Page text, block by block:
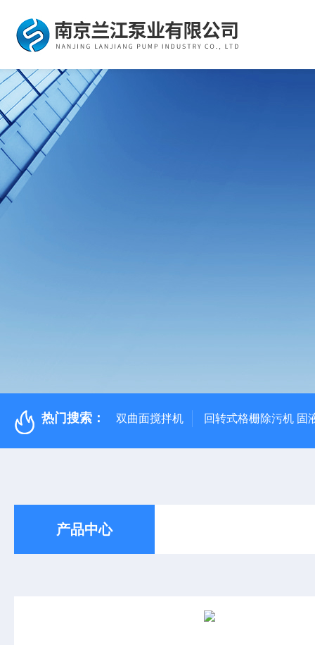
热门搜索： 双曲面搅拌机 回转式格栅除污机 固
产品中心